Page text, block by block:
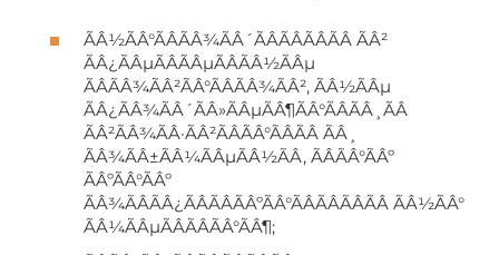
ÃÂ½ÃÂ°ÃÂÃÂ¾ÃÂ´ÃÂÃÂÃÂÃÂ ÃÂ²
ÃÂ¿ÃÂµÃÂÃÂµÃÂÃÂ½ÃÂµ
ÃÂÃÂ¾ÃÂ²ÃÂ°ÃÂÃÂ¾ÃÂ², ÃÂ½ÃÂµ
ÃÂ¿ÃÂ¾ÃÂ´ÃÂ»ÃÂµÃÂ¶ÃÂ°ÃÂÃÂ¸ÃÂ
ÃÂ²ÃÂ¾ÃÂ·ÃÂ²ÃÂÃÂ°ÃÂÃÂ ÃÂ¸
ÃÂ¾ÃÂ±ÃÂ¼ÃÂµÃÂ½ÃÂ, ÃÂÃÂ°ÃÂº
ÃÂºÃÂ°ÃÂº
ÃÂ¾ÃÂÃÂ¿ÃÂÃÂÃÂºÃÂ°ÃÂÃÂÃÂÃÂ ÃÂ½ÃÂ°
ÃÂ¼ÃÂµÃÂÃÂÃÂ°ÃÂ¶;